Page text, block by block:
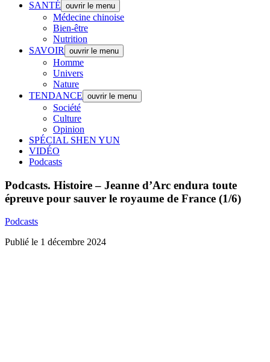
SANTÉ ouvrir le menu
Médecine chinoise
Bien-être
Nutrition
SAVOIR
ouvrir le menu
Homme
Univers
Nature
TENDANCE ouvrir le menu
Société
Culture
Opinion
SPÉCIAL SHEN YUN
VIDÉO
Podcasts
Podcasts. Histoire – Jeanne d’Arc endura toute
épreuve pour sauver le royaume de France (1/6)
Podcasts
Publié le 1 décembre 2024